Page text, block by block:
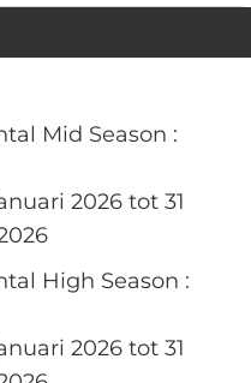
Mid Season :
2026 tot 31
High Season :
2026 tot 31